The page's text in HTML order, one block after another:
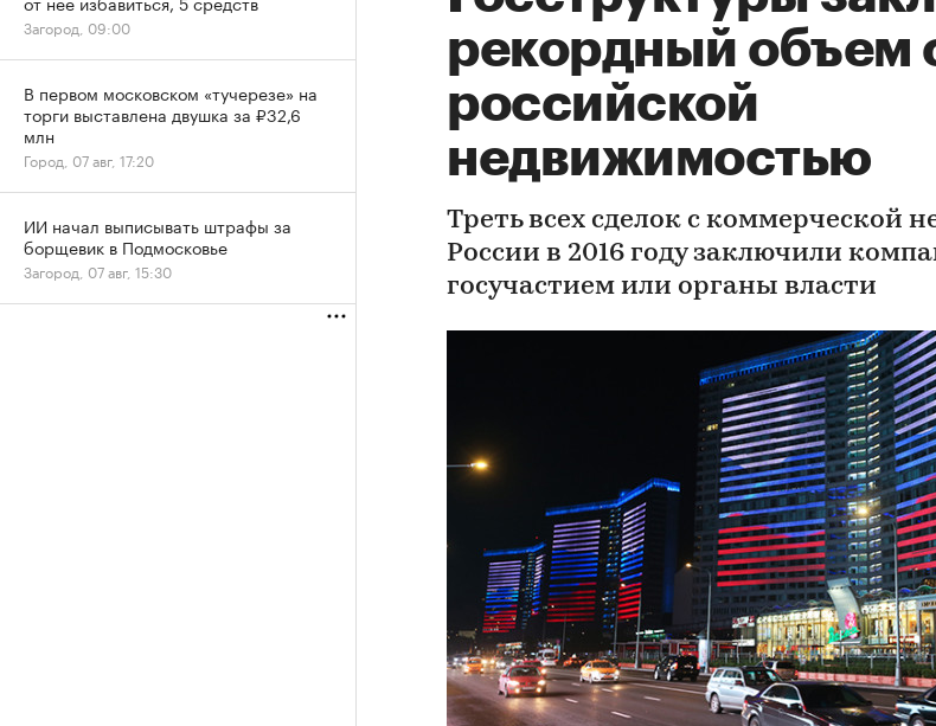
рекордный объем
российской
недвижимостью
Треть всех сделок с коммерческой
России в 2016 году заключили
госучастием или органы власти
Загород, 09:00
В первом московском «тучерезе» на
торги выставлена двушка за ₽32,6
млн
Город, 07 авг, 17:20
ИИ начал выписывать штрафы за
борщевик в Подмосковье
Загород, 07 авг, 15:30